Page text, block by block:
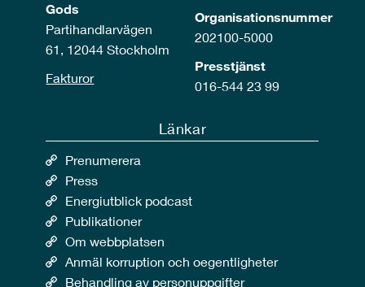
Gods
Partihandlarvägen
61, 12044 Stockholm
Fakturor
Organisationsnummer
202100-5000
Presstjänst
016-544 23 99
Länkar
Prenumerera
Press
Energiutblick podcast
Publikationer
Om webbplatsen
Anmäl korruption och oegentligheter
Behandling av personuppgifter